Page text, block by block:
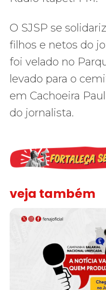
O SJSP se
filhos e netos do
foi velado no
levado para o
em Cachoeira
do jornalista.
veja também
Assinada nova CCT de